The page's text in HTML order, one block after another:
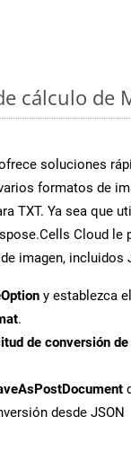
cálculo de
soluciones
formatos de
TXT. Ya sea que
Cloud
imagen, incluidos
y establezca
.
de conversión
desde JSON